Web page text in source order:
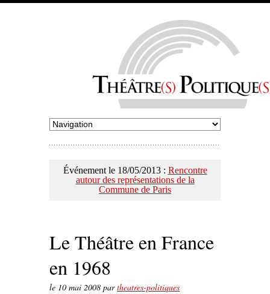
Événement le 18/05/2013 : Rencontre
autour des représentations de la
Commune de Paris
Le Théâtre en France
en 1968
le 10 mai 2008 partheatres-politiques